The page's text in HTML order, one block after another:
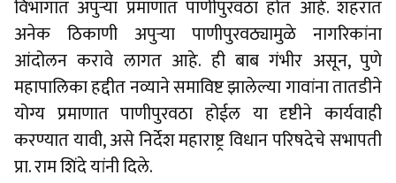
विभागात अपुऱ्या प्रमाणात पाणीपुरवठा होत आहे. शहरात
अनेक ठिकाणी अपुऱ्या पाणीपुरवठ्यामुळे नागरिकांना
आंदोलन करावे लागत आहे. ही बाब गंभीर असून, पुणे
महापालिका हद्दीत नव्याने समाविष्ट झालेल्या गावांना तातडीने
योग्य प्रमाणात पाणीपुरवठा होईल या दृष्टीने कार्यवाही
करण्यात यावी, असे निर्देश महाराष्ट्र विधान परिषदेचे सभापती
प्रा. राम शिंदे यांनी दिले.